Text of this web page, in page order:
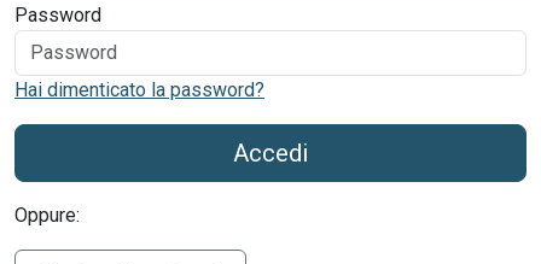
Password
Hai dimenticato la password?
Accedi
Oppure: